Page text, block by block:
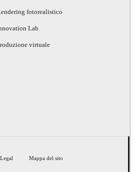
fotorealistico
Lab
virtuale
Legal Mappa del sito